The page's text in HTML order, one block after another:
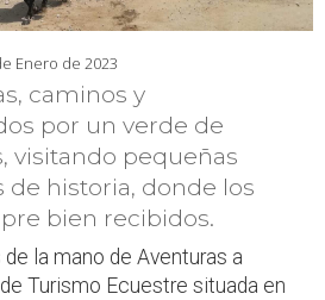
Enero de 2023
caminos y
por un verde de
visitando pequeñas
de historia, donde los
bien recibidos.
la mano de Aventuras a
Turismo Ecuestre situada en